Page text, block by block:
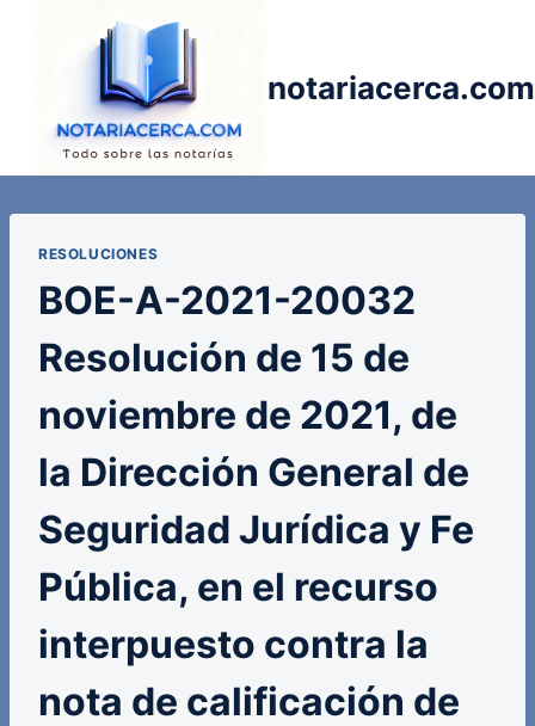
notariacerca.com
RESOLUCIONES
BOE-A-2021-20032
Resolución de 15 de
noviembre de 2021, de
la Dirección General de
Seguridad Jurídica y Fe
Pública, en el recurso
interpuesto contra la
nota de calificación de